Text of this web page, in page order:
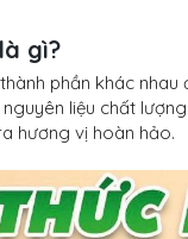
gì?
phần khác
liệu chất
hương vị hoàn hảo.